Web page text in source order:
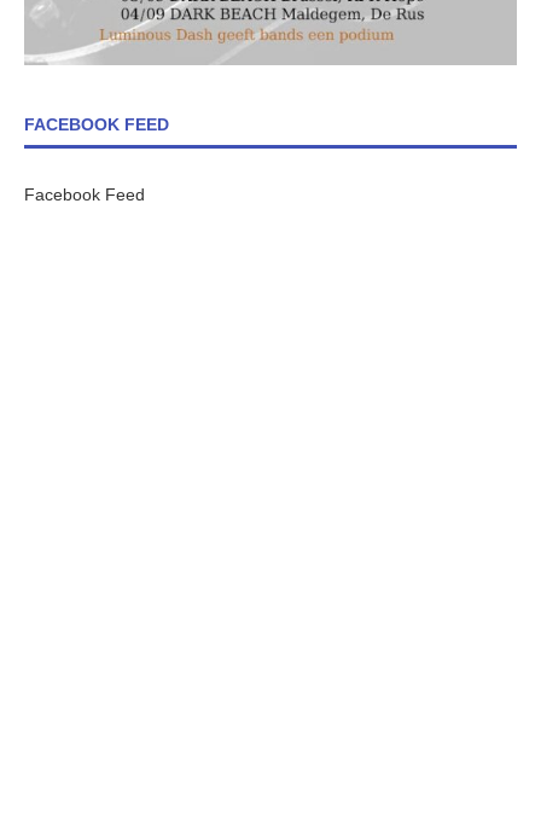
FACEBOOK FEED
Facebook Feed